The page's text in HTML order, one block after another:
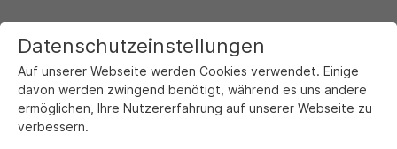
Datenschutzeinstellungen
Auf unserer Webseite werden Cookies verwendet. Einige
davon werden zwingend benötigt, während es uns andere
ermöglichen, Ihre Nutzererfahrung auf unserer Webseite zu
verbessern.